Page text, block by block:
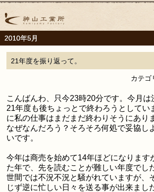
2010年5月
21年度を振り返って。
カテゴ
こんばんわ、只今23時20分です。今月は
21年度も後ちょっとで終わろうとしてい
に私の仕事はまだまだ終わりそうにあり
なぜなんだろう？そろそろ何処で妥協し
いです。
今年は商売を始めて14年ほどになります
た年で、先を読むことが難しい年度でし
世間では不況不況と騒がれていますが、
じず逆に忙しい日々を送る事が出来まし